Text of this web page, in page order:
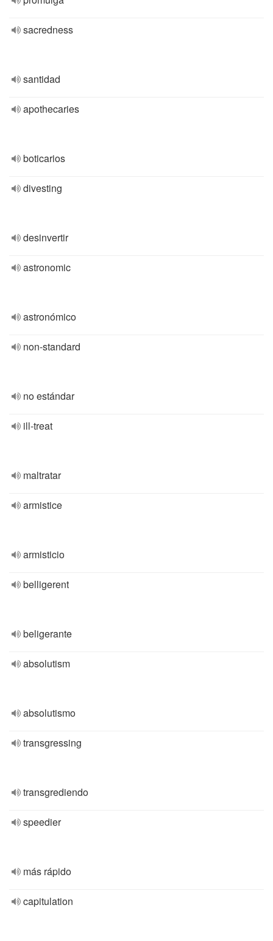
sacredness
santidad
apothecaries
boticarios
divesting
desinvertir
astronomic
astronómico
non-standard
no estándar
ill-treat
maltratar
armistice
armisticio
belligerent
beligerante
absolutism
absolutismo
transgressing
transgrediendo
speedier
más rápido
capitulation